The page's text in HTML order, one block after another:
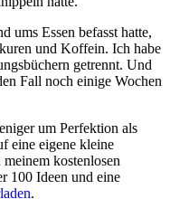
ums Essen befasst hatte,
und Koffein. Ich habe
getrennt. Und
Fall noch einige Wochen
um Perfektion als
eine eigene kleine
kostenlosen
100 Ideen und eine
.